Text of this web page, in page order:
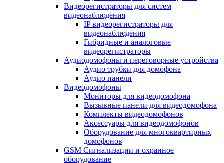
Видеорегистраторы для систем
видеонаблюдения
IP видеорегистраторы для
видеонаблюдения
Гибридные и аналоговые
видеорегистраторы
Аудиодомофоны и переговорные устройства
Аудио трубки для домофона
Аудио панели
Видеодомофоны
Мониторы для видеодомофона
Вызывные панели для видеодомофона
Комплекты видеодомофонов
Аксессуары для видеодомофонов
Оборудование для многоквартирных
домофонов
GSM Сигнализации и охранное
оборудование